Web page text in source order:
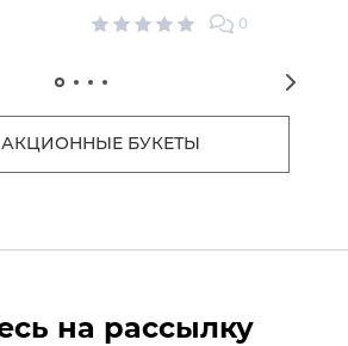
ВАРИАНТ
0
АКЦИОННЫЕ БУКЕТЫ
на рассылку